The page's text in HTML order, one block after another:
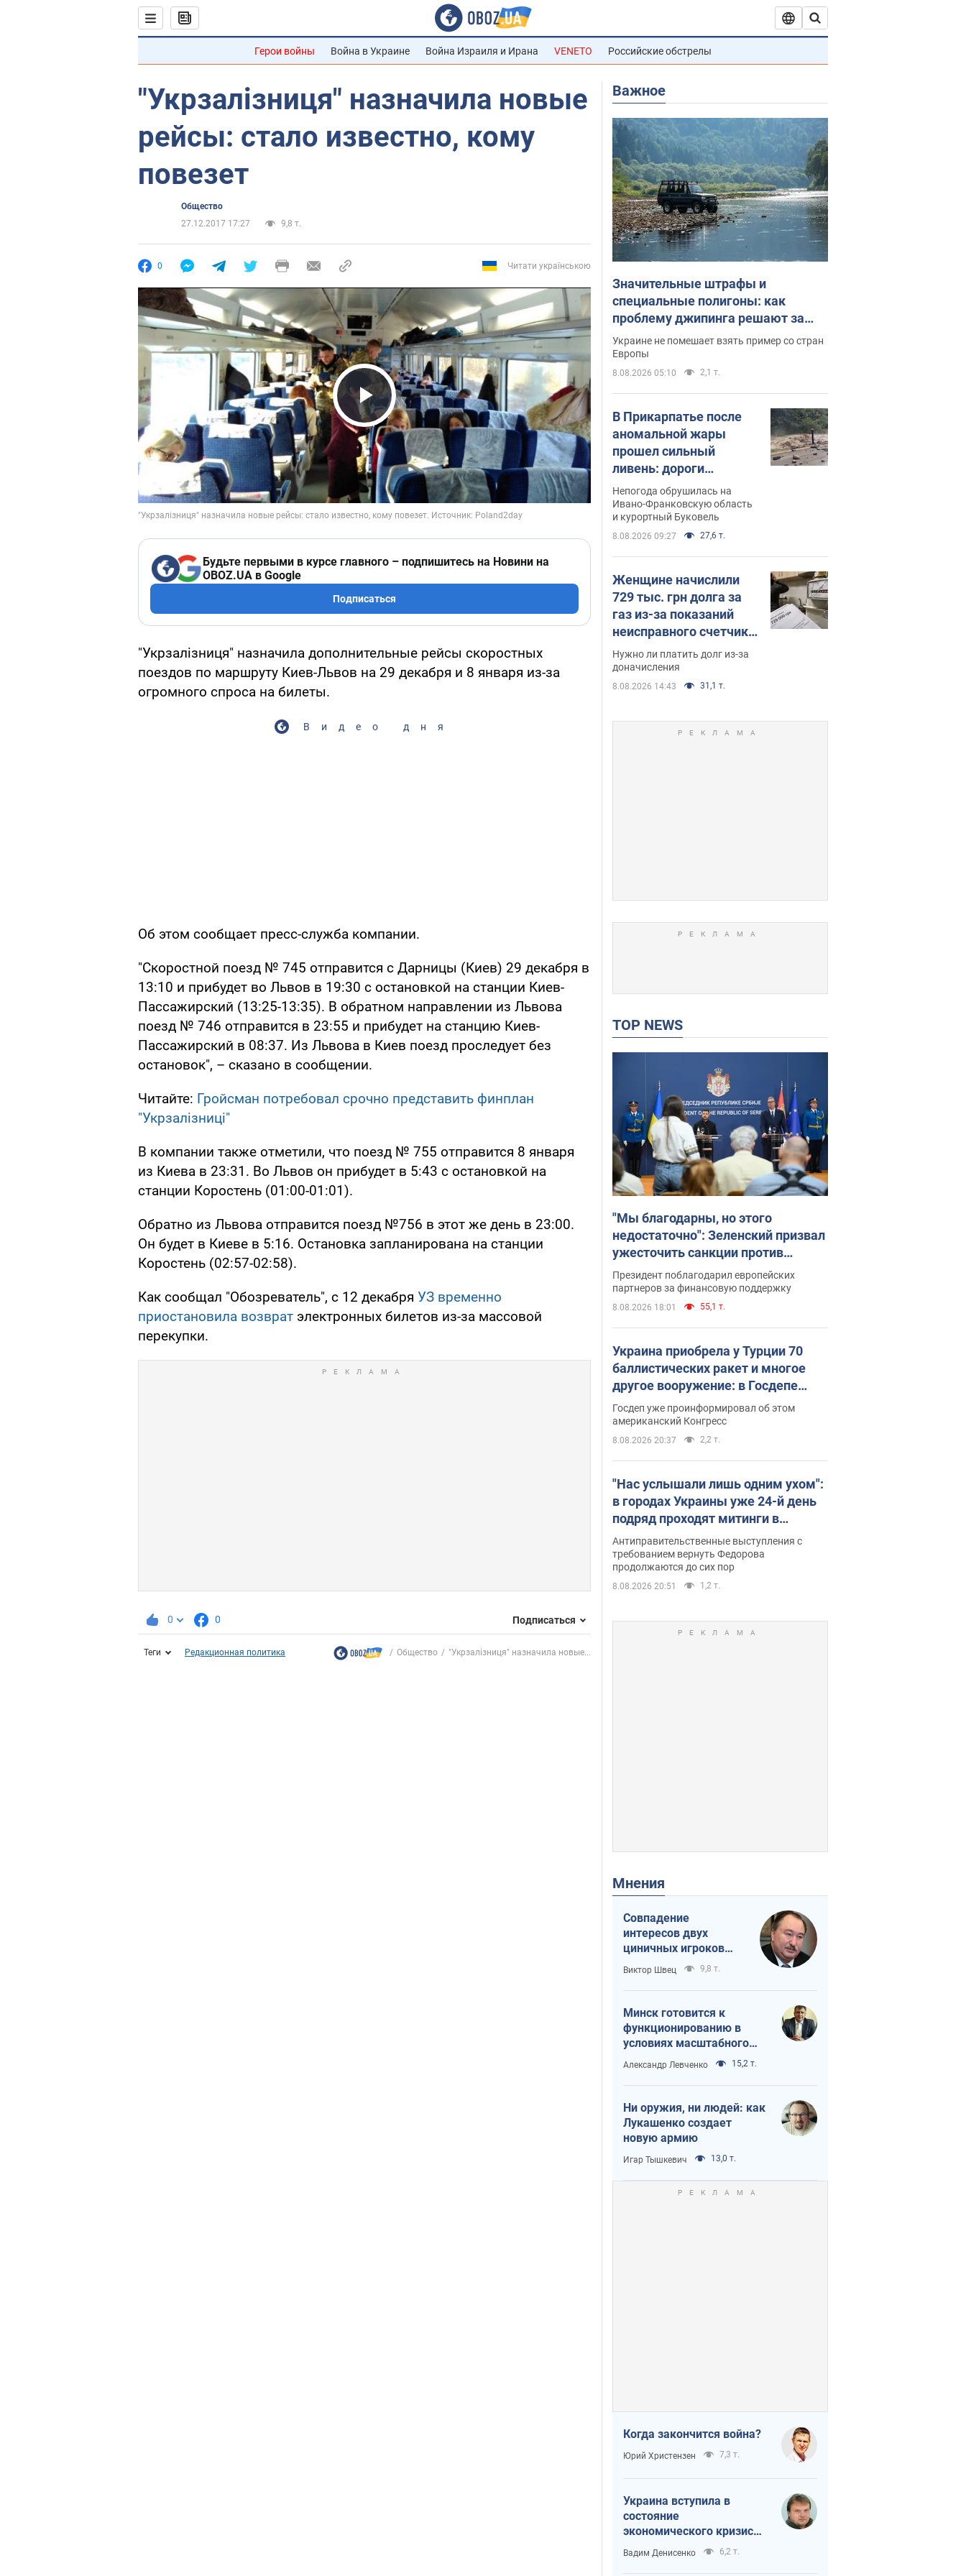
Герои войны Война в Украине Война Израиля и Ирана VENETO Российские обстрелы
"Укрзалізниця" назначила новые
рейсы: стало известно, кому
повезет
Общество
27.12.2017 17:27
9,8 т.
0 Читати українською
Play Video
Будьте первыми в курсе главного – подпишитесь на Новини на
OBOZ.UA в Google
Подписаться
"Укрзалізниця" назначила дополнительные рейсы скоростных
поездов по маршруту Киев-Львов на 29 декабря и 8 января из-за
огромного спроса на билеты.
Видео дня
Об этом сообщает пресс-служба компании.
"Скоростной поезд № 745 отправится с Дарницы (Киев) 29 декабря в
13:10 и прибудет во Львов в 19:30 с остановкой на станции Киев-
Пассажирский (13:25-13:35). В обратном направлении из Львова
поезд № 746 отправится в 23:55 и прибудет на станцию Киев-
Пассажирский в 08:37. Из Львова в Киев поезд проследует без
остановок", – сказано в сообщении.
Читайте: Гройсман потребовал срочно представить финплан
"Укрзалізниці"
В компании также отметили, что поезд № 755 отправится 8 января
из Киева в 23:31. Во Львов он прибудет в 5:43 с остановкой на
станции Коростень (01:00-01:01).
Обратно из Львова отправится поезд №756 в этот же день в 23:00.
Он будет в Киеве в 5:16. Остановка запланирована на станции
Коростень (02:57-02:58).
Как сообщал "Обозреватель", с 12 декабря УЗ временно
приостановила возврат электронных билетов из-за массовой
перекупки.
0 0 Подписаться
Теги Редакционная политика Общество "Укрзалізниця" назначила новые...
Важное
Значительные штрафы и
специальные полигоны: как
проблему джипинга решают за
границей
Украине не помешает взять пример со стран
Европы
8.08.2026 05:10 2,1 т.
В Прикарпатье после
аномальной жары
прошел сильный
ливень: дороги
превратились в реки.
Видео
Непогода обрушилась на
Ивано-Франковскую область
и курортный Буковель
8.08.2026 09:27 27,6 т.
Женщине начислили
729 тыс. грн долга за
газ из-за показаний
неисправного счетчика:
судья вынес
неожиданное решение
Нужно ли платить долг из-за
доначисления
8.08.2026 14:43 31,1 т.
TOP NEWS
"Мы благодарны, но этого
недостаточно": Зеленский призвал
ужесточить санкции против
России
Президент поблагодарил европейских
партнеров за финансовую поддержку
8.08.2026 18:01 55,1 т.
Украина приобрела у Турции 70
баллистических ракет и многое
другое вооружение: в Госдепе
США обнародовали список
Госдеп уже проинформировал об этом
американский Конгресс
8.08.2026 20:37 2,2 т.
"Нас услышали лишь одним ухом":
в городах Украины уже 24-й день
подряд проходят митинги в
поддержку Федорова. Фото и
видео
Антиправительственные выступления с
требованием вернуть Федорова
продолжаются до сих пор
8.08.2026 20:51 1,2 т.
Мнения
Совпадение
интересов двух
циничных игроков
или тайный план
Трампа и Путина?
Виктор Швец 9,8 т.
Минск готовится к
функционированию в
условиях масштабного
военного кризиса
Александр Левченко 15,2 т.
Ни оружия, ни людей: как
Лукашенко создает
новую армию
Игар Тышкевич 13,0 т.
Когда закончится война?
Юрий Христензен 7,3 т.
Украина вступила в
состояние
экономического кризиса.
Есть ли свет в конце
туннеля?
Вадим Денисенко 6,2 т.